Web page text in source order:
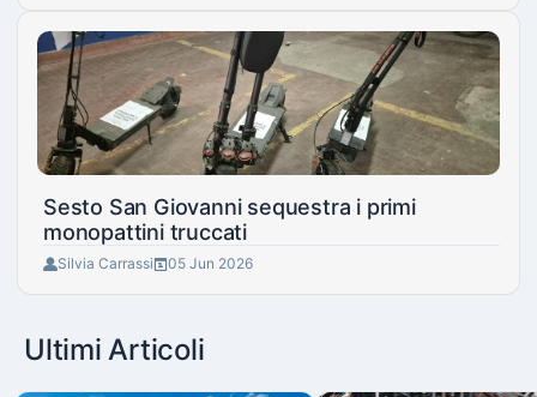
Sesto San Giovanni sequestra i primi
monopattini truccati
Silvia Carrassi 05 Jun 2026
Ultimi Articoli